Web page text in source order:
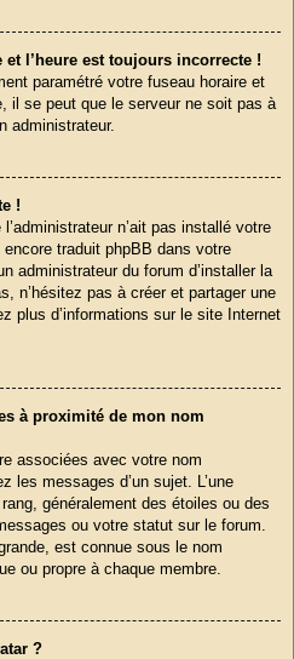
l’heure est toujours incorrecte !
paramétré votre fuseau horaire et
il se peut que le serveur ne soit pas à
administrateur.
!
n’ait pas installé votre
encore traduit phpBB dans votre
administrateur du forum d’installer la
n’hésitez pas à créer et partager une
plus d’informations sur le site Internet
à proximité de mon nom
associées avec votre nom
les messages d’un sujet. L’une
généralement des étoiles ou des
ou votre statut sur le forum.
est connue sous le nom
ou propre à chaque membre.
?